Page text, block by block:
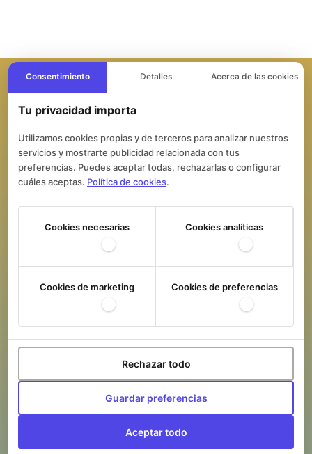
Contacta con nuestra clínica
dental
¡Tu primera consulta es
gratis!
Teléfono
930 006 447
(Urgencias médicas)
Email
Contacto
Consentimiento Detalles Acerca de las cookies
Tu privacidad importa
Utilizamos cookies propias y de terceros para analizar nuestros
servicios y mostrarte publicidad relacionada con tus
preferencias. Puedes aceptar todas, rechazarlas o configurar
cuáles aceptas. Política de cookies.
Cookies necesarias Cookies analíticas
Cookies de marketing Cookies de preferencias
Rechazar todo
Guardar preferencias
Aceptar todo